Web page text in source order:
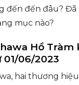
đến đến đâu? Đã
mục nào?
Hồ Tràm
06/2023
hai thương